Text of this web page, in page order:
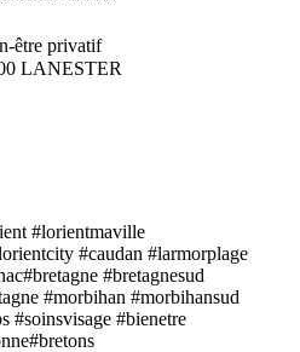
être privatif
LANESTER
#lorientmaville
#caudan #larmorplage
#bretagnesud
#morbihan #morbihansud
#soinsvisage #bienetre